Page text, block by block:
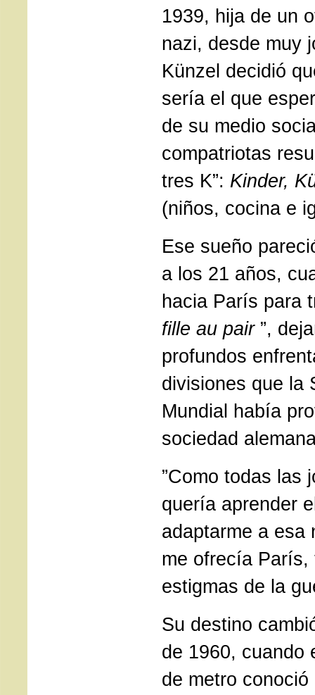
1939, hija de un
nazi, desde muy
Künzel decidió
sería el que
de su medio
compatriotas
tres K”: Kinder,
(niños, cocina e
Ese sueño
a los 21 años,
hacia París para
fille au pair”,
profundos
divisiones que la
Mundial había
sociedad
”Como todas las
quería aprender
adaptarme a esa
me ofrecía
estigmas de la
Su destino
de 1960, cuando
de metro